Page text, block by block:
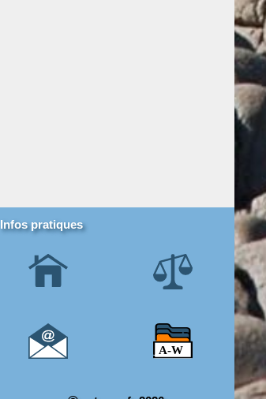
Infos pratiques